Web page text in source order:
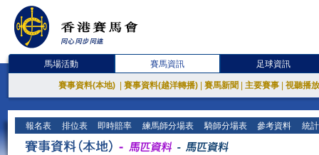
馬場活動 賽馬資訊 足球資訊
賽事資料(本地) 賽事資料(越洋轉播) 賽馬新聞 主要賽事 視聽播
報名表 排位表 即時賠率 練馬師分場表 騎師分場表 參考資料 統